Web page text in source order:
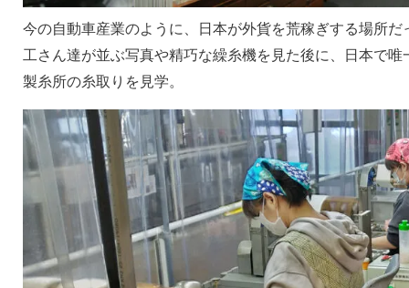
今の自動車産業のように、日本が外貨を荒稼ぎする場所だ
工さん達が並ぶ写真や精巧な繰糸機を見た後に、日本で唯
製糸所の糸取りを見学。